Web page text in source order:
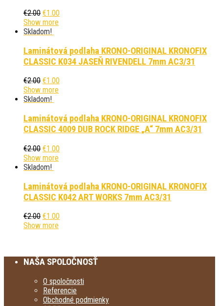
€2.00 €1.00
Show more
Skladom!
Laminátová podlaha KRONO-ORIGINAL KRONOFIX
CLASSIC K034 JASEŇ RIVENDELL 7mm AC3/31
€2.00 €1.00
Show more
Skladom!
Laminátová podlaha KRONO-ORIGINAL KRONOFIX
CLASSIC 4009 DUB ROCK RIDGE „A“ 7mm AC3/31
€2.00 €1.00
Show more
Skladom!
Laminátová podlaha KRONO-ORIGINAL KRONOFIX
CLASSIC K042 ART WORKS 7mm AC3/31
€2.00 €1.00
Show more
NAŠA SPOLOČNOSŤ
O spoločnosti
Referencie
Obchodné podmienky